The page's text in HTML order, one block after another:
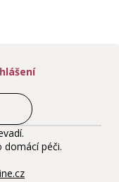
domácí péči.